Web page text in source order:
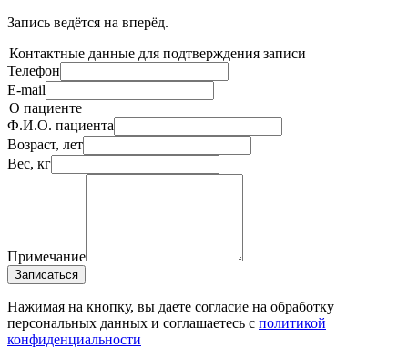
Запись ведётся на вперёд.
Контактные данные для подтверждения записи
Телефон
E-mail
О пациенте
Ф.И.О. пациента
Возраст, лет
Вес, кг
Примечание
Записаться
Нажимая на кнопку, вы даете согласие на обработку
персональных данных и соглашаетесь c политикой
конфиденциальности